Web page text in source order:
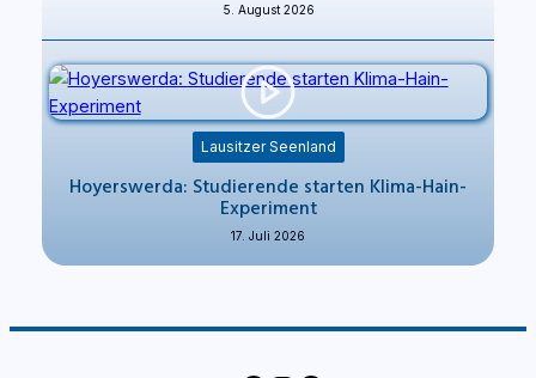
5. August 2026
Lausitzer Seenland
Hoyerswerda: Studierende starten Klima-Hain-
Experiment
17. Juli 2026